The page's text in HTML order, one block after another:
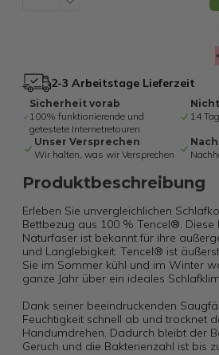
2-3 Arbeitstage Lieferzeit
Sicherheit vorab
100% funktionierende und
getestete Internetretouren
14
Unser Versprechen
Wir halten, was wir Versprechen
Produktbeschreibung
Erleben Sie unvergleichlichen
Bettbezug aus 100 % Tencel®. Diese
Naturfaser ist bekannt für ihre
und Langlebigkeit. Tencel® ist
Sie im Sommer kühl und im Winter
ganze Jahr über ein ideales
Dank seiner beeindruckenden
Feuchtigkeit schnell ab und trocknet
Handumdrehen. Dadurch bleibt der
Geruch und die Bakterienzahl ist bis